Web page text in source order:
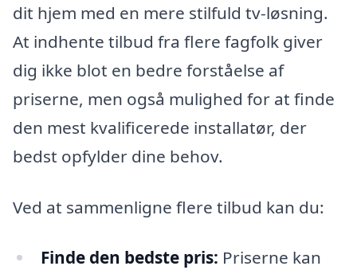
dit hjem med en mere stilfuld tv-løsning.
At indhente tilbud fra flere fagfolk giver
dig ikke blot en bedre forståelse af
priserne, men også mulighed for at finde
den mest kvalificerede installatør, der
bedst opfylder dine behov.
Ved at sammenligne flere tilbud kan du:
Finde den bedste pris: Priserne kan